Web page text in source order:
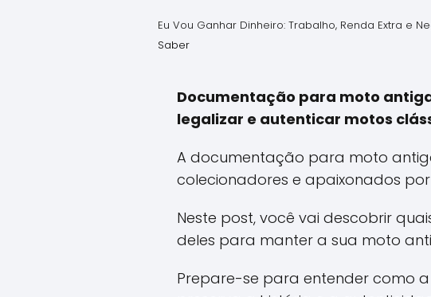
Eu Vou Ganhar Dinheiro: Trabalho, Renda Extra e
Saber
Documentação para moto
legalizar e autenticar motos
A documentação para moto
colecionadores e apaixonados
Neste post, você vai descobrir
deles para manter a sua moto
Prepare-se para entender como